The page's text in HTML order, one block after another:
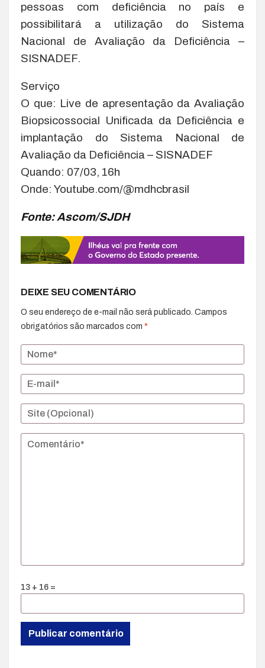
pessoas com deficiência no país e
possibilitará a utilização do Sistema
Nacional de Avaliação da Deficiência –
SISNADEF.
Serviço
O que: Live de apresentação da Avaliação
Biopsicossocial Unificada da Deficiência e
implantação do Sistema Nacional de
Avaliação da Deficiência – SISNADEF
Quando: 07/03, 16h
Onde: Youtube.com/@mdhcbrasil
Fonte: Ascom/SJDH
DEIXE SEU COMENTÁRIO
O seu endereço de e-mail não será publicado. Campos
obrigatórios são marcados com *
13 + 16 =